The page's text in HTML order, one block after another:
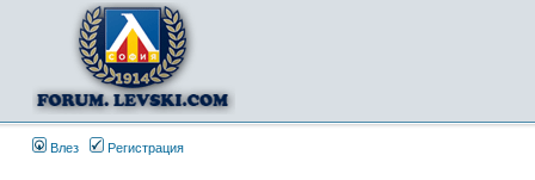
Влез Регистрация